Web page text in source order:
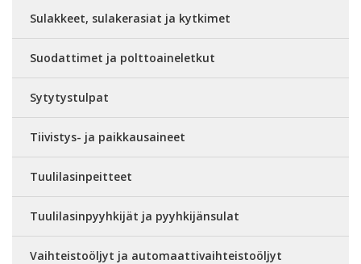
Sulakkeet, sulakerasiat ja kytkimet
Suodattimet ja polttoaineletkut
Sytytystulpat
Tiivistys- ja paikkausaineet
Tuulilasinpeitteet
Tuulilasinpyyhkijät ja pyyhkijänsulat
Vaihteistoöljyt ja automaattivaihteistoöljyt